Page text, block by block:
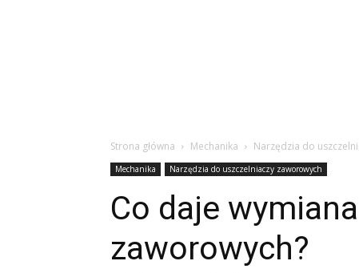
Strona główna Mechanika Narzędzia do
Mechanika Narzędzia do uszczelniaczy zaworowych
Co daje
zaworowych?